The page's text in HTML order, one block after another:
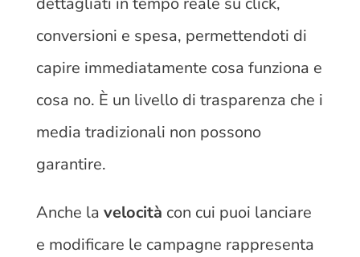
conversioni e spesa, permettendoti di
capire immediatamente cosa funziona e
cosa no. È un livello di trasparenza che i
media tradizionali non possono
garantire.
Anche la velocità con cui puoi lanciare
e modificare le campagne rappresenta